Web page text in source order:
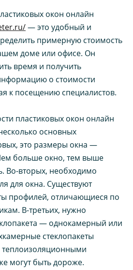
окон онлайн
— это удобный и
примерную стоимость
доме или офисе. Он
время и получить
о стоимости
к посещению специалистов.
пластиковых окон онлайн
основных
это размеры окна —
больше окно, тем выше
Во-вторых, необходимо
для окна. Существуют
профилей, отличающиеся по
В-третьих, нужно
— однокамерный или
стеклопакеты
могут быть дороже.